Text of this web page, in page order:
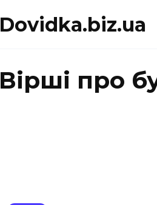
Dovidka.biz.ua
Вірші про